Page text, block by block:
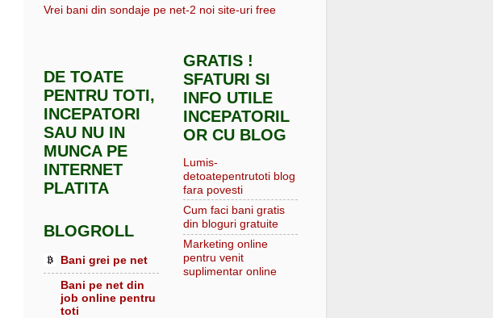
Vrei bani din sondaje pe net-2 noi site-uri free
DE TOATE
PENTRU TOTI,
INCEPATORI
SAU NU IN
MUNCA PE
INTERNET
PLATITA
BLOGROLL
Bani grei pe net
Bani pe net din
job online pentru
toti
GRATIS !
SFATURI SI
INFO UTILE
INCEPATORIL
OR CU BLOG
Lumis-
detoatepentrutoti blog
fara povesti
Cum faci bani gratis
din bloguri gratuite
Marketing online
pentru venit
suplimentar online